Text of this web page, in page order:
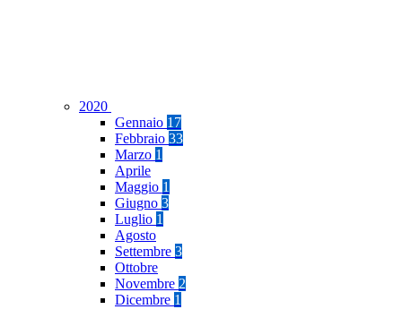
2020
Gennaio 17
Febbraio 33
Marzo 1
Aprile
Maggio 1
Giugno 3
Luglio 1
Agosto
Settembre 3
Ottobre
Novembre 2
Dicembre 1